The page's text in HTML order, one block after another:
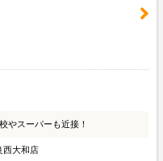
やスーパーも近接！
西大和店